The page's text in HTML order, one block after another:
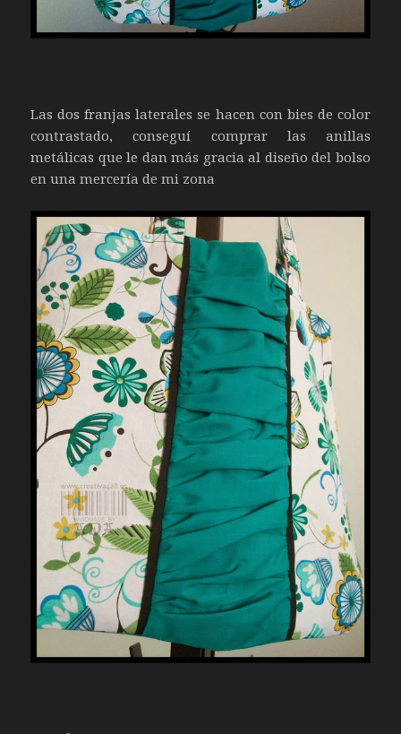
Las dos franjas laterales se hacen con bies de color
contrastado, conseguí comprar las anillas
metálicas que le dan más gracia al diseño del bolso
en una mercería de mi zona